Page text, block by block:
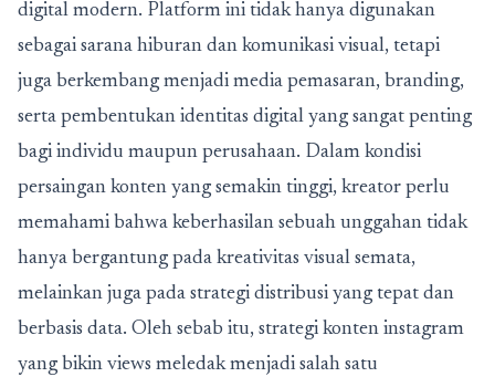
digital modern. Platform ini tidak hanya digunakan
sebagai sarana hiburan dan komunikasi visual, tetapi
juga berkembang menjadi media pemasaran, branding,
serta pembentukan identitas digital yang sangat penting
bagi individu maupun perusahaan. Dalam kondisi
persaingan konten yang semakin tinggi, kreator perlu
memahami bahwa keberhasilan sebuah unggahan tidak
hanya bergantung pada kreativitas visual semata,
melainkan juga pada strategi distribusi yang tepat dan
berbasis data. Oleh sebab itu, strategi konten instagram
yang bikin views meledakmenjadi salah satu